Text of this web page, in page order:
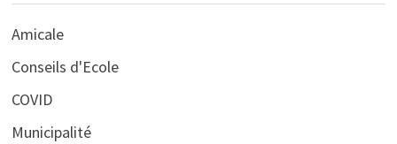
Amicale
Conseils d'Ecole
COVID
Municipalité